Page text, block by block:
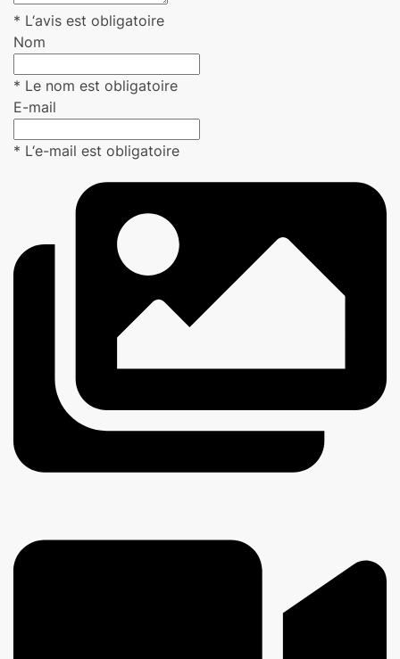
* L‘avis est obligatoire
Nom
* Le nom est obligatoire
E-mail
* L‘e-mail est obligatoire